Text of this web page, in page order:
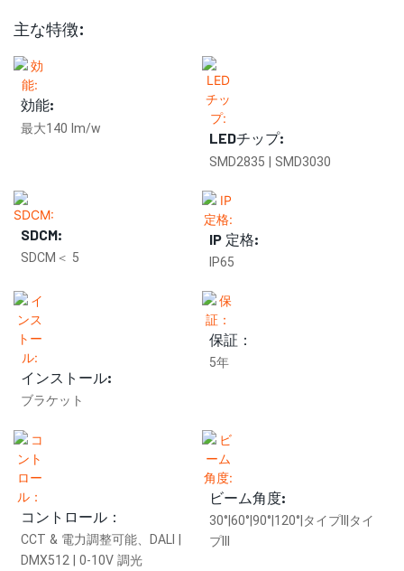
主な特徴:
効能:
最大140 lm/w
LEDチップ:
SMD2835 | SMD3030
SDCM:
SDCM＜ 5
IP 定格:
IP65
インストール:
ブラケット
保証：
5年
コントロール：
CCT & 電力調整可能、DALI |
DMX512 | 0-10V 調光
ビーム角度:
30°|60°|90°|120°|タイプII|タイ
プIII